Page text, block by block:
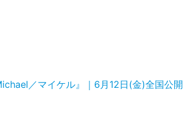
／マイケル』｜6月12日(金)全国公開